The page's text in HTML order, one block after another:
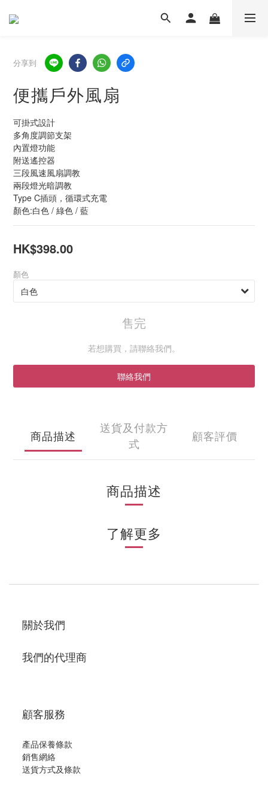
分享到
便攜戶外風扇
可掛式設計
多角度調節支架
內置燈功能
附送遙控器
三段風速風扇調教
兩段燈光暗調教
Type C插頭，循環式充電
顏色:白色 / 綠色 / 藍
HK$398.00
顏色
售完
若想購買，請聯絡我們。
聯絡我們
商品描述
送貨及付款方
式
顧客評價
商品描述
了解更多
關於我們
我們的代理商
顧客服務
產品保養條款
銷售網絡
送貨方式及條款